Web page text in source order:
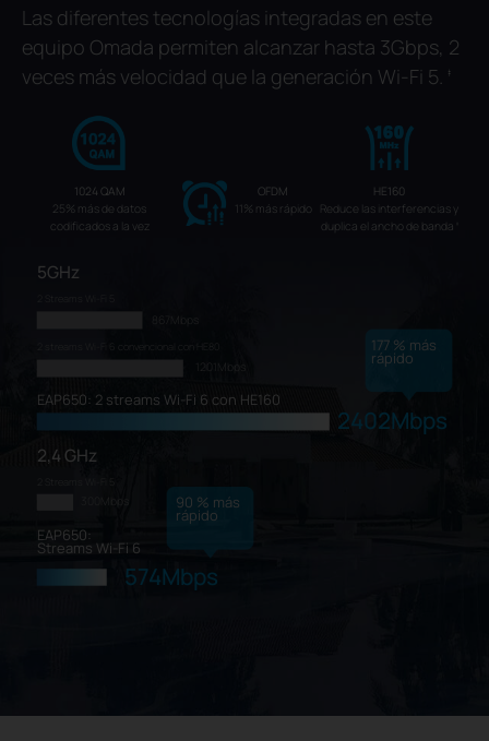
Las diferentes tecnologías integradas en este
equipo Omada permiten alcanzar hasta 3Gbps, 2
veces más velocidad que la generación Wi-Fi 5. ‡
1024 QAM
25% más de datos
codificados a la vez
OFDM
11% más rápido
HE160
Reduce las interferencias y
duplica el ancho de banda
5GHz
2,4 GHz
EAP650: 2 streams Wi-Fi 6 con HE160
EAP650:
Streams Wi-Fi 6
1201Mbps
2402Mbps
574Mbps
177 % más
rápido
90 % más
rápido